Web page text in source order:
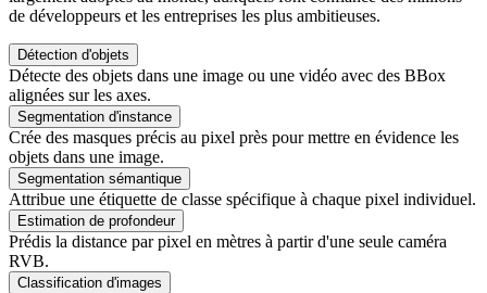
de développeurs et les entreprises les plus ambitieuses.
Détection d'objets
Détecte des objets dans une image ou une vidéo avec des BBox
alignées sur les axes.
Segmentation d'instance
Crée des masques précis au pixel près pour mettre en évidence les
objets dans une image.
Segmentation sémantique
Attribue une étiquette de classe spécifique à chaque pixel individuel.
Estimation de profondeur
Prédis la distance par pixel en mètres à partir d'une seule caméra
RVB.
Classification d'images